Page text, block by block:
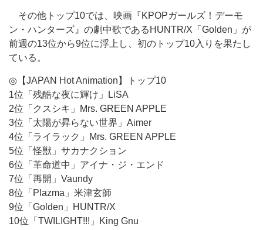
その他トップ10では、映画『KPOPガールズ！デーモ
ン・ハンターズ』の劇中歌であるHUNTR/X「Golden」が
前週の13位から9位に浮上し、初のトップ10入りを果たし
ている。
◎【JAPAN Hot Animation】トップ10
1位「残酷な夜に輝け」LiSA
2位「クスシキ」Mrs. GREEN APPLE
3位「太陽が昇らない世界」Aimer
4位「ライラック」Mrs. GREEN APPLE
5位「怪獣」サカナクション
6位「革命道中」アイナ・ジ・エンド
7位「再開」Vaundy
8位「Plazma」米津玄師
9位「Golden」HUNTR/X
10位「TWILIGHT!!!」King Gnu